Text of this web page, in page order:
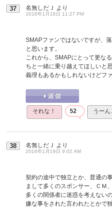
37 名無しだＪ より
2016年1月18日 11:27 PM
SMAPファンではないですが、
と思います。
これから、SMAPにとって更な
ちと一緒に乗り越えてほしいと思
義理もあるかもしれないけどフ
それな！ 52 うーん
38 名無しだＪ より
2016年1月19日 9:02 AM
契約の途中で独立とか、普通の
まして多くのスポンサー、ＣＭ
多くの関係者に迷惑を考えない
嫌な事をされた言われたとかで